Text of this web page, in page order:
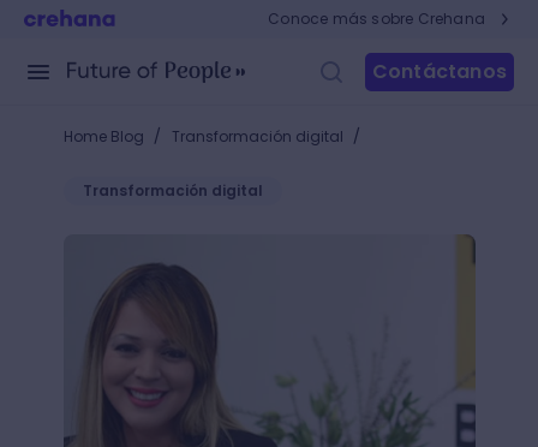
Conoce más sobre Crehana
Contáctanos
Home Blog / Transformación digital /
Transformación digital
¿Sabes qué es el Storytelling? Aquí lo aprenderás